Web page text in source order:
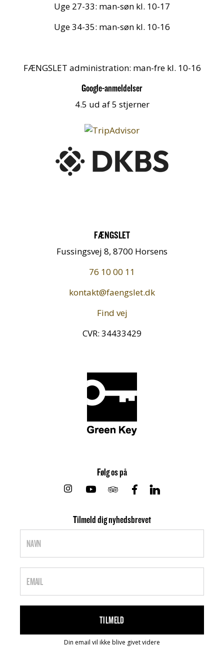
Uge 27-33: man-søn kl. 10-17
Uge 34-35: man-søn kl. 10-16
FÆNGSLET administration: man-fre kl. 10-16
Google-anmeldelser
4.5 ud af 5 stjerner
FÆNGSLET
Fussingsvej 8, 8700 Horsens
76 10 00 11
kontakt@faengslet.dk
Find vej
CVR: 34433429
Følg os på
Instagram
YoutubeTripadvisor
FacebookLinkedin
Tilmeld dig nyhedsbrevet
Din email vil ikke blive givet videre